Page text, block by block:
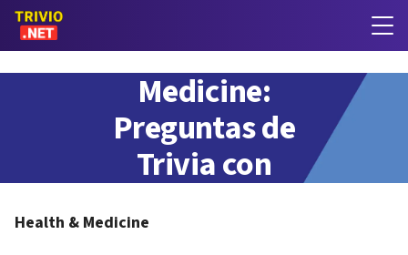
Health &
Medicine:
Preguntas de
Trivia con
Health & Medicine